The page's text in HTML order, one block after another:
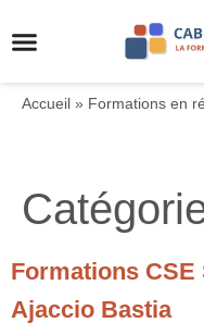
Accueil » Formations en
Formations CSE
Ajaccio Bastia